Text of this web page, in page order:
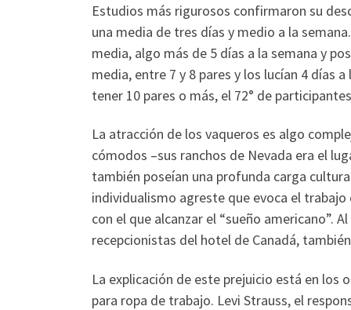
Estudios más rigurosos confirmaron su
una media de tres días y medio a la
media, algo más de 5 días a la semana y
media, entre 7 y 8 pares y los lucían 4 días
tener 10 pares o más, el 72° de
La atracción de los vaqueros es algo
cómodos –sus ranchos de Nevada era el
también poseían una profunda carga
individualismo agreste que evoca el
con el que alcanzar el “sueño americano”.
recepcionistas del hotel de Canadá,
La explicación de este prejuicio está en
para ropa de trabajo. Levi Strauss, el